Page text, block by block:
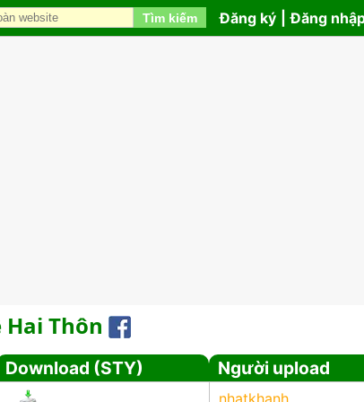
Tìm kiếm Đăng ký Đăng
Thôn
Download (STY) Người upload
nhatkhanh